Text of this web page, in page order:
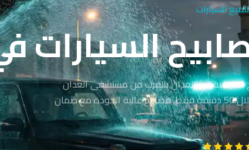
السيارات
السيارات في
في العدان بالقرب من مستشفى العدان
والفنيطيس. فريقنا يصل إليك خلال 50 دقيقة فقط. مصابيح عالية الجودة مع ضمان